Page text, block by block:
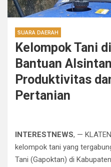
SUARA DAERAH
Kelompok Tani
Bantuan
Produktivitas
Pertanian
INTERESTNEWS, —
kelompok tani yang
Tani (Gapoktan) di